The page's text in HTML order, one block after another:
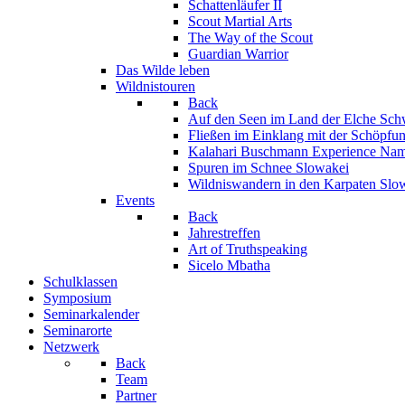
Schattenläufer II
Scout Martial Arts
The Way of the Scout
Guardian Warrior
Das Wilde leben
Wildnistouren
Back
Auf den Seen im Land der Elche
Fließen im Einklang mit der
Kalahari Buschmann Experience
Spuren im Schnee Slowakei
Wildniswandern in den Karpaten
Events
Back
Jahrestreffen
Art of Truthspeaking
Sicelo Mbatha
Schulklassen
Symposium
Seminarkalender
Seminarorte
Netzwerk
Back
Team
Partner